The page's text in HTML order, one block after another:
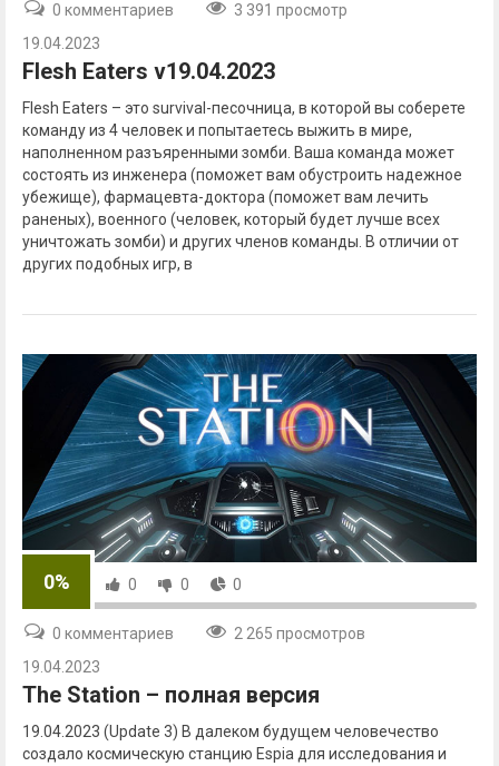
0 комментариев
3 391 просмотр
19.04.2023
Flesh Eaters v19.04.2023
Flesh Eaters – это survival-песочница, в которой вы соберете
команду из 4 человек и попытаетесь выжить в мире,
наполненном разъяренными зомби. Ваша команда может
состоять из инженера (поможет вам обустроить надежное
убежище), фармацевта-доктора (поможет вам лечить
раненых), военного (человек, который будет лучше всех
уничтожать зомби) и других членов команды. В отличии от
других подобных игр, в
0% 0 0 0
0 комментариев
2 265 просмотров
19.04.2023
The Station – полная версия
19.04.2023 (Update 3) В далеком будущем человечество
создало космическую станцию Espia для исследования и